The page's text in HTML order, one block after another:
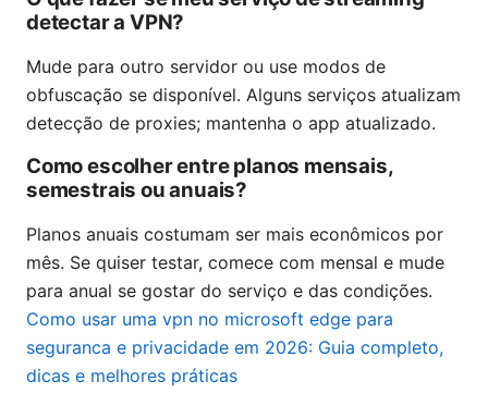
detectar a VPN?
Mude para outro servidor ou use modos de
obfuscação se disponível. Alguns serviços atualizam
detecção de proxies; mantenha o app atualizado.
Como escolher entre planos mensais,
semestrais ou anuais?
Planos anuais costumam ser mais econômicos por
mês. Se quiser testar, comece com mensal e mude
para anual se gostar do serviço e das condições.
Como usar uma vpn no microsoft edge para
seguranca e privacidade em 2026: Guia completo,
dicas e melhores práticas